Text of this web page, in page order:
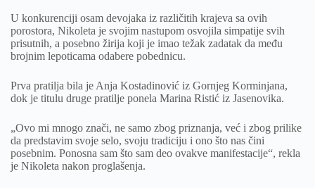
U konkurenciji osam devojaka iz različitih krajeva sa ovih
porostora, Nikoleta je svojim nastupom osvojila simpatije svih
prisutnih, a posebno žirija koji je imao težak zadatak da među
brojnim lepoticama odabere pobednicu.
Prva pratilja bila je Anja Kostadinović iz Gornjeg Korminjana,
dok je titulu druge pratilje ponela Marina Ristić iz Jasenovika.
„Ovo mi mnogo znači, ne samo zbog priznanja, već i zbog prilike
da predstavim svoje selo, svoju tradiciju i ono što nas čini
posebnim. Ponosna sam što sam deo ovakve manifestacije“, rekla
je Nikoleta nakon proglašenja.